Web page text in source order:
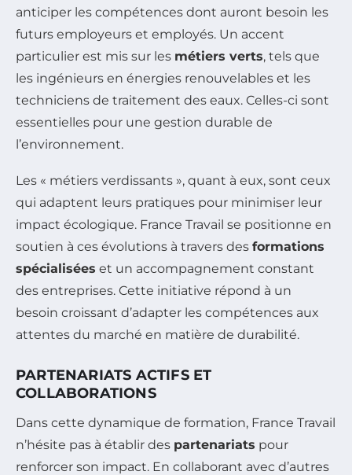
anticiper les compétences dont auront besoin les
futurs employeurs et employés. Un accent
particulier est mis sur les métiers verts, tels que
les ingénieurs en énergies renouvelables et les
techniciens de traitement des eaux. Celles-ci sont
essentielles pour une gestion durable de
l’environnement.
Les « métiers verdissants », quant à eux, sont ceux
qui adaptent leurs pratiques pour minimiser leur
impact écologique. France Travail se positionne en
soutien à ces évolutions à travers des formations
spécialisées et un accompagnement constant
des entreprises. Cette initiative répond à un
besoin croissant d’adapter les compétences aux
attentes du marché en matière de durabilité.
PARTENARIATS ACTIFS ET
COLLABORATIONS
Dans cette dynamique de formation, France Travail
n’hésite pas à établir des partenariats pour
renforcer son impact. En collaborant avec d’autres